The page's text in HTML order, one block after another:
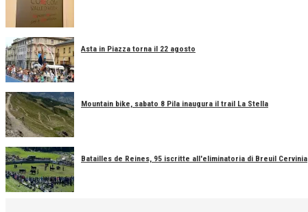
Asta in Piazza torna il 22 agosto
Mountain bike, sabato 8 Pila inaugura il trail La Stella
Batailles de Reines, 95 iscritte all'eliminatoria di Breuil Cervinia